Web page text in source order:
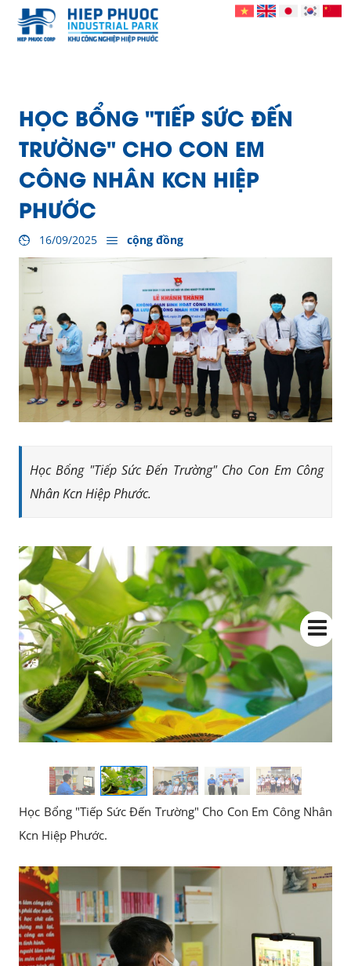
HỌC BỔNG "TIẾP SỨC ĐẾN
TRƯỜNG" CHO CON EM
CÔNG NHÂN KCN HIỆP
PHƯỚC
16/09/2025 cộng đồng
Học Bổng "Tiếp Sức Đến Trường" Cho Con Em Công
Nhân Kcn Hiệp Phước.
Học Bổng "Tiếp Sức Đến Trường" Cho Con Em Công Nhân
Kcn Hiệp Phước.